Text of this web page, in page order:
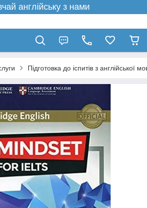
англійську з нами
Підготовка до іспитів з англійської